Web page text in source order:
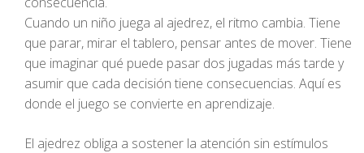
Cuando un niño juega al ajedrez, el ritmo cambia. Tiene
que parar, mirar el tablero, pensar antes de mover. Tiene
que imaginar qué puede pasar dos jugadas más tarde y
asumir que cada decisión tiene consecuencias. Aquí es
donde el juego se convierte en aprendizaje.
El ajedrez obliga a sostener la atención sin estímulos